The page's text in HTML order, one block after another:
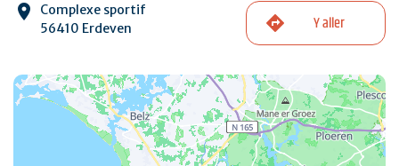
Complexe sportif
56410 Erdeven
Y aller